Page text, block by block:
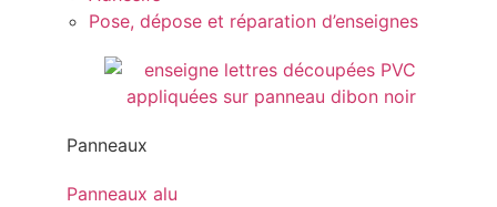
Pose, dépose et réparation d’enseignes
Panneaux
Panneaux alu